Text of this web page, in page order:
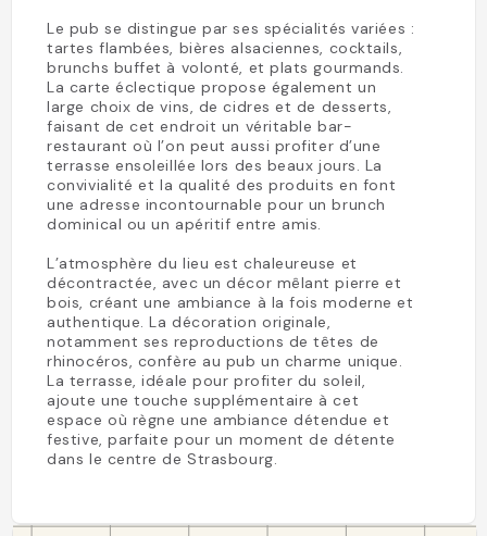
Le pub se distingue par ses spécialités variées :
tartes flambées, bières alsaciennes, cocktails,
brunchs buffet à volonté, et plats gourmands.
La carte éclectique propose également un
large choix de vins, de cidres et de desserts,
faisant de cet endroit un véritable bar-
restaurant où l’on peut aussi profiter d’une
terrasse ensoleillée lors des beaux jours. La
convivialité et la qualité des produits en font
une adresse incontournable pour un brunch
dominical ou un apéritif entre amis.
L’atmosphère du lieu est chaleureuse et
décontractée, avec un décor mêlant pierre et
bois, créant une ambiance à la fois moderne et
authentique. La décoration originale,
notamment ses reproductions de têtes de
rhinocéros, confère au pub un charme unique.
La terrasse, idéale pour profiter du soleil,
ajoute une touche supplémentaire à cet
espace où règne une ambiance détendue et
festive, parfaite pour un moment de détente
dans le centre de Strasbourg.